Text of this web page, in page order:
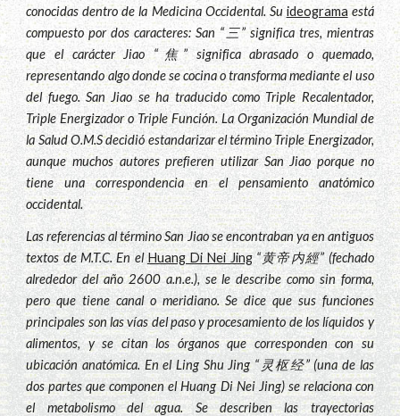
conocidas dentro de la Medicina Occidental. Su ideograma está
compuesto por dos caracteres: San “三” significa tres, mientras
que el carácter Jiao “焦” significa abrasado o quemado,
representando algo donde se cocina o transforma mediante el uso
del fuego. San Jiao se ha traducido como Triple Recalentador,
Triple Energizador o Triple Función. La Organización Mundial de
la Salud O.M.S decidió estandarizar el término Triple Energizador,
aunque muchos autores prefieren utilizar San Jiao porque no
tiene una correspondencia en el pensamiento anatómico
occidental.
Las referencias al término San Jiao se encontraban ya en antiguos
textos de M.T.C. En elHuang Di Nei Jing“黄帝内經” (fechado
alrededor del año 2600 a.n.e.), se le describe como sin forma,
pero que tiene canal o meridiano. Se dice que sus funciones
principales son las vías del paso y procesamiento de los líquidos y
alimentos, y se citan los órganos que corresponden con su
ubicación anatómica. En el Ling Shu Jing “灵枢经” (una de las
dos partes que componen el Huang Di Nei Jing) se relaciona con
el metabolismo del agua. Se describen las trayectorias